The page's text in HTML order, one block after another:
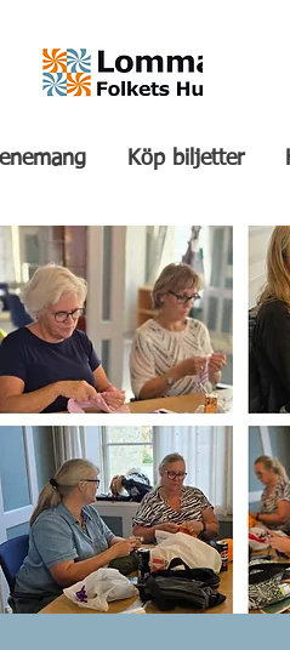
Köp biljetter